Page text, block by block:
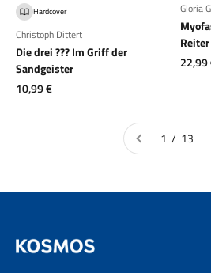
Hardcover
Christoph Dittert
Die drei ??? Im Griff der
Sandgeister
Angebot
10,99 €
Gloria
22,99
1 / 13